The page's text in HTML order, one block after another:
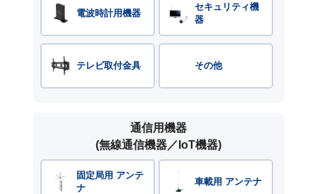
電波時計用機器
セキュリティ機
器
テレビ取付金具 その他
通信用機器
(無線通信機器／IoT機器)
固定局用 アンテ
ナ
車載用 アンテナ